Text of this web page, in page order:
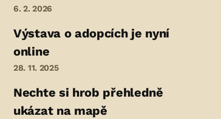
6. 2. 2026
Výstava o adopcích je nyní
online
28. 11. 2025
Nechte si hrob přehledně
ukázat na mapě